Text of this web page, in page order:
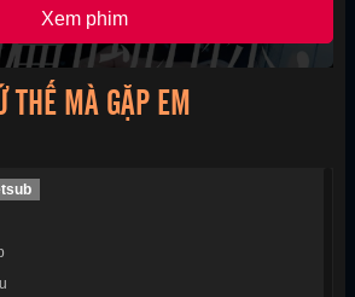
Xem phim
THẾ MÀ GẶP EM